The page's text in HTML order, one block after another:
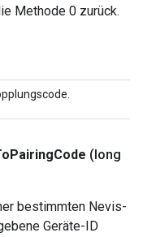
Methode 0 zurück.
PairingCode (long
bestimmten Nevis-
Geräte-ID